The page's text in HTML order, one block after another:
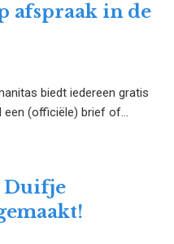
afspraak in de
biedt iedereen gratis
een (officiële) brief of...
Duifje